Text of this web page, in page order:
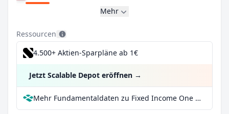
Mehr
Ressourcen
4.500+ Aktien-Sparpläne ab 1€
Jetzt Scalable Depot eröffnen →
Mehr Fundamentaldaten zu Fixed Income One R bei Parqet